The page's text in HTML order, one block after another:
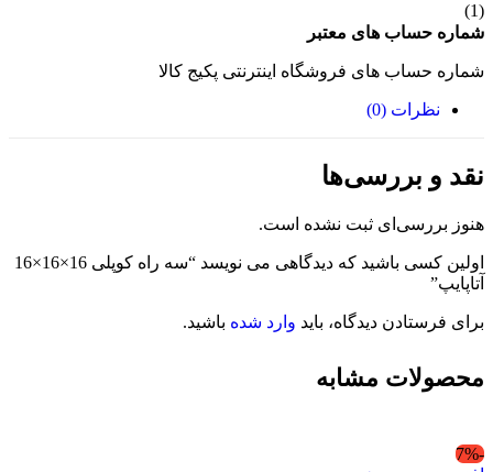
شماره حساب های معتبر
شماره حساب های فروشگاه اینترنتی پکیج کالا
نظرات (0)
نقد و بررسی‌ها
هنوز بررسی‌ای ثبت نشده است.
اولین کسی باشید که دیدگاهی می نویسد “سه راه کوپلی 16×16×16
آتاپایپ”
برای فرستادن دیدگاه، باید وارد شده باشید.
محصولات مشابه
-7%